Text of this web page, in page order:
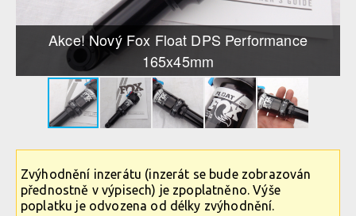
Akce! Nový Fox Float DPS Performance
165x45mm
Zvýhodnění inzerátu (inzerát se bude zobrazován
přednostně v výpisech) je zpoplatněno. Výše
poplatku je odvozena od délky zvýhodnění.